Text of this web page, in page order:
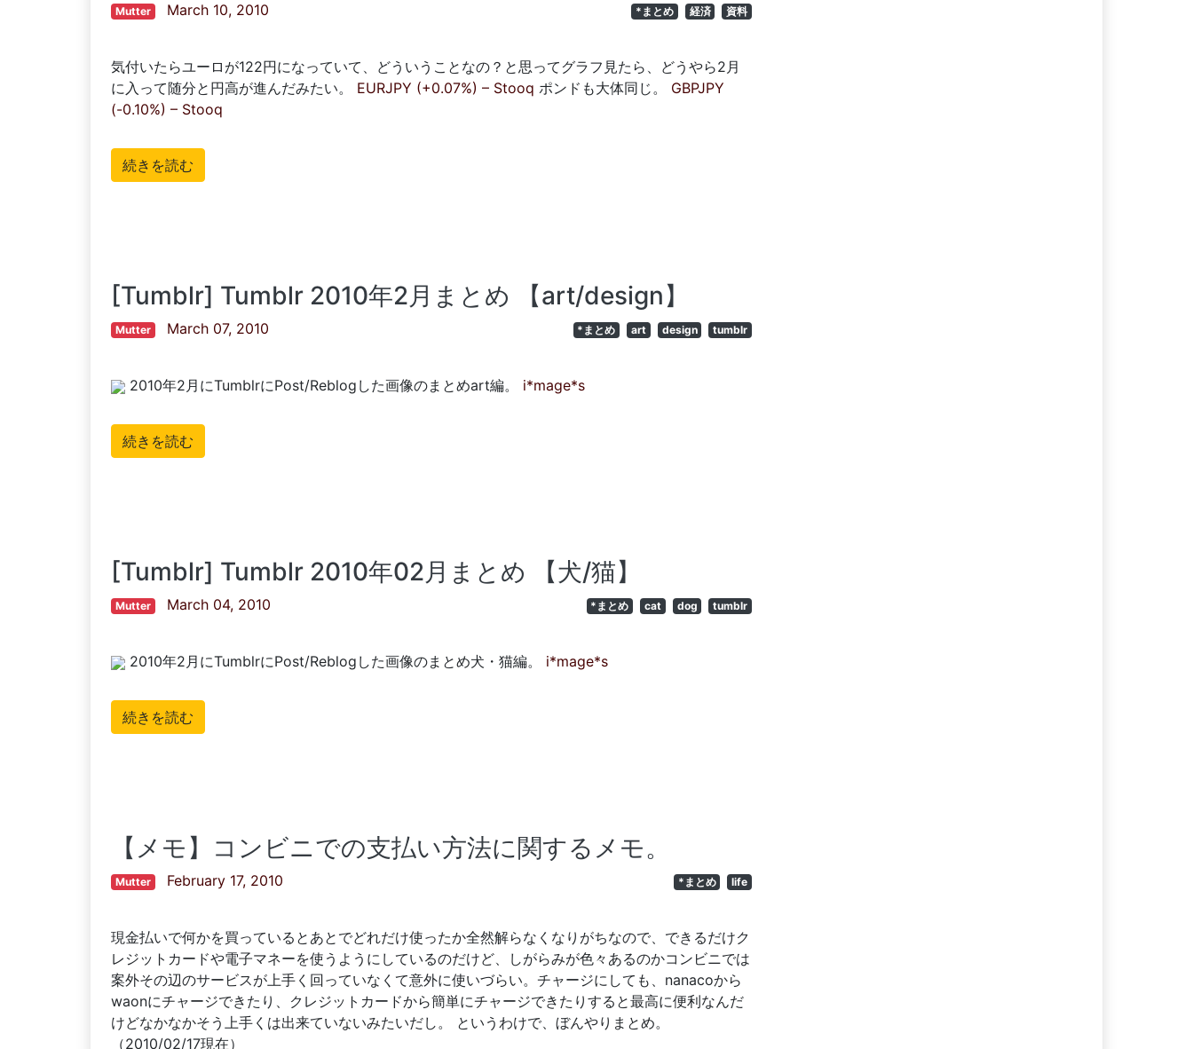
Mutter March 10, 2010 *まとめ 経済 資料
気付いたらユーロが122円になっていて、どういうことなの？と思ってグラフ見たら、どうやら2月
に入って随分と円高が進んだみたい。 EURJPY (+0.07%) – Stooq ポンドも大体同じ。 GBPJPY
(-0.10%) – Stooq
続きを読む
[Tumblr] Tumblr 2010年2月まとめ 【art/design】
Mutter March 07, 2010 *まとめ art design tumblr
2010年2月にTumblrにPost/Reblogした画像のまとめart編。 i*mage*s
続きを読む
[Tumblr] Tumblr 2010年02月まとめ 【犬/猫】
Mutter March 04, 2010 *まとめ cat dog tumblr
2010年2月にTumblrにPost/Reblogした画像のまとめ犬・猫編。 i*mage*s
続きを読む
【メモ】コンビニでの支払い方法に関するメモ。
Mutter February 17, 2010 *まとめ life
現金払いで何かを買っているとあとでどれだけ使ったか全然解らなくなりがちなので、できるだけク
レジットカードや電子マネーを使うようにしているのだけど、しがらみが色々あるのかコンビニでは
案外その辺のサービスが上手く回っていなくて意外に使いづらい。チャージにしても、nanacoから
waonにチャージできたり、クレジットカードから簡単にチャージできたりすると最高に便利なんだ
けどなかなかそう上手くは出来ていないみたいだし。 というわけで、ぼんやりまとめ。
（2010/02/17現在）